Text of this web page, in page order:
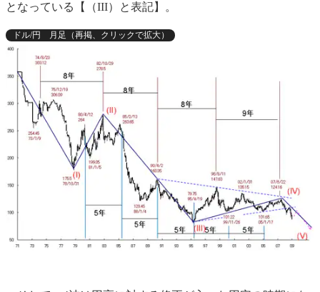
となっている【（III）と表記】。
ドル/円 月足（再掲、クリックで拡大）